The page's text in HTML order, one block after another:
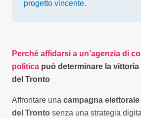
progetto vincente.
Perché affidarsi a un’agenzia di
politica può determinare la
del Tronto
Affrontare una campagna
del Tronto senza una strategia